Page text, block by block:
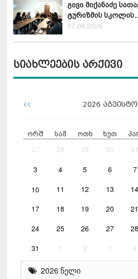
გივი მიქანაძე
ტურიზმის
07.08.2026
სიახლეების არქივი
<< 2026 აგვისტო
ორშ სამ ოთხ ხუთ
27 28 29 30 31
3 4 5 6 7
10 11 12 13 14
17 18 19 20 21
24 25 26 27 28
31 1 2 3 4
2026 წელი